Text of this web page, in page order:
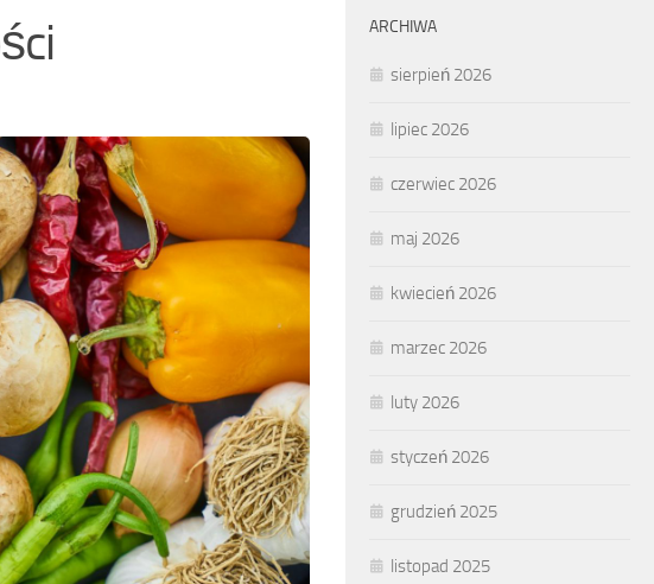
ARCHIWA
sierpień 2026
lipiec 2026
czerwiec 2026
maj 2026
kwiecień 2026
marzec 2026
luty 2026
styczeń 2026
grudzień 2025
listopad 2025